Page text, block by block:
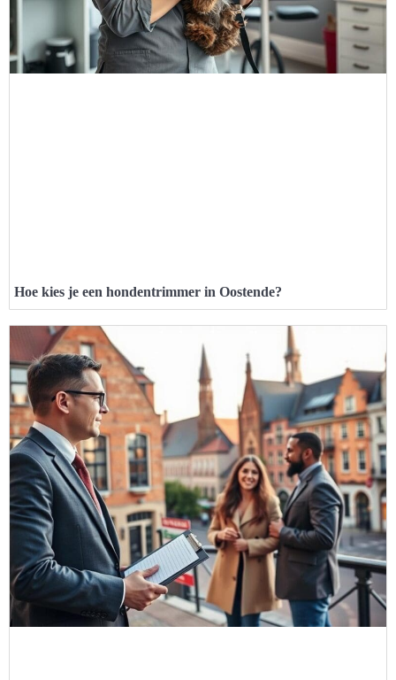
Hoe kies je een hondentrimmer in Oostende?